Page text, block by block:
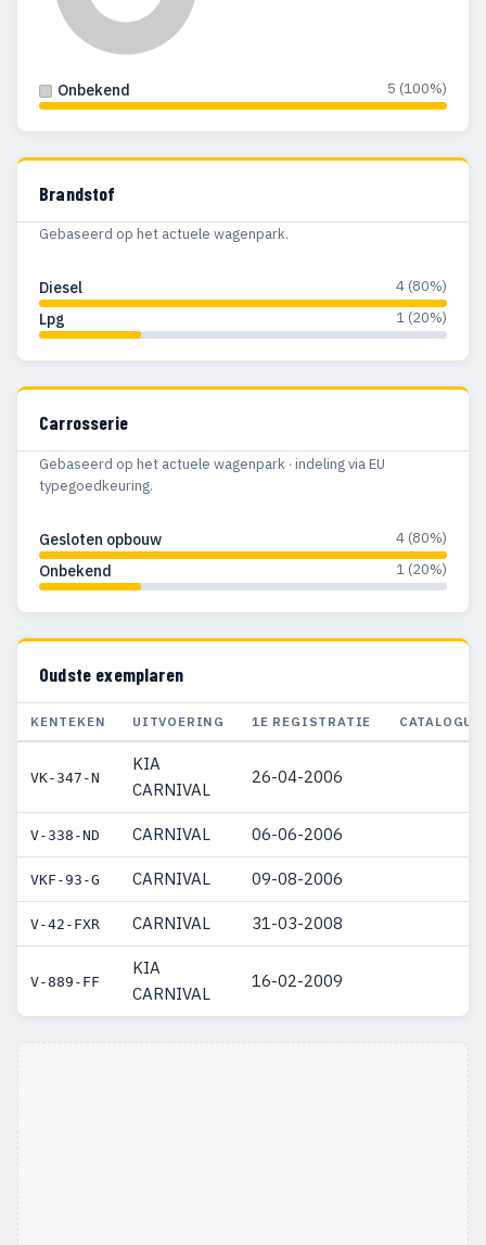
Onbekend 5 (100%)
Brandstof
Gebaseerd op het actuele wagenpark.
Diesel 4 (80%)
Lpg 1 (20%)
Carrosserie
Gebaseerd op het actuele wagenpark · indeling via EU
typegoedkeuring.
Gesloten opbouw 4 (80%)
Onbekend 1 (20%)
Oudste exemplaren
KENTEKEN UITVOERING 1E REGISTRATIE
VK-347-N
KIA
CARNIVAL
26-04-2006
V-338-ND CARNIVAL 06-06-2006
VKF-93-G CARNIVAL 09-08-2006
V-42-FXR CARNIVAL 31-03-2008
V-889-FF
KIA
CARNIVAL
16-02-2009